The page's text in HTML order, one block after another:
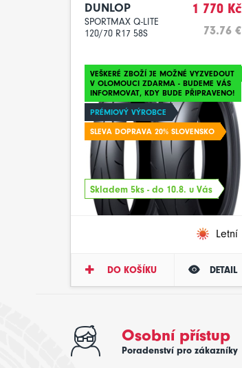
DUNLOP
SPORTMAX Q-LITE
120/70 R17 58S
1 770 Kč
73.76 €
VEŠKERÉ ZBOŽÍ JE MOŽNÉ VYZVEDOUT
V OLOMOUCI ZDARMA - BUDEME VÁS
INFORMOVAT, KDY BUDE PŘIPRAVENO!
PRÉMIOVÝ VÝROBCE
SLEVA DOPRAVA 20% SLOVENSKO
Skladem 5ks - do 10.8. u Vás
Letní
DO KOŠÍKU DETAIL
Osobní přístup
Poradenství pro zákazníky